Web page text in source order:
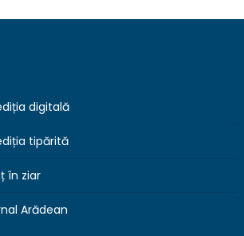
digitală
tipărită
în ziar
Arădean